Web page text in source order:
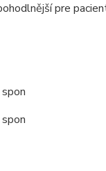
pre